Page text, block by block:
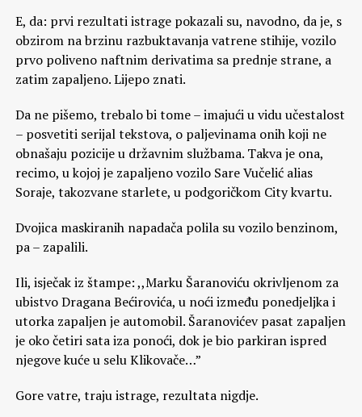
E, da: prvi rezultati istrage pokazali su, navodno, da je, s
obzirom na brzinu razbuktavanja vatrene stihije, vozilo
prvo poliveno naftnim derivatima sa prednje strane, a
zatim zapaljeno. Lijepo znati.
Da ne pišemo, trebalo bi tome – imajući u vidu učestalost
– posvetiti serijal tekstova, o paljevinama onih koji ne
obnašaju pozicije u državnim službama. Takva je ona,
recimo, u kojoj je zapaljeno vozilo Sare Vučelić alias
Soraje, takozvane starlete, u podgoričkom City kvartu.
Dvojica maskiranih napadača polila su vozilo benzinom,
pa – zapalili.
Ili, isječak iz štampe: ,,Marku Šaranoviću okrivljenom za
ubistvo Dragana Bećirovića, u noći između ponedjeljka i
utorka zapaljen je automobil. Šaranovićev pasat zapaljen
je oko četiri sata iza ponoći, dok je bio parkiran ispred
njegove kuće u selu Klikovače…”
Gore vatre, traju istrage, rezultata nigdje.